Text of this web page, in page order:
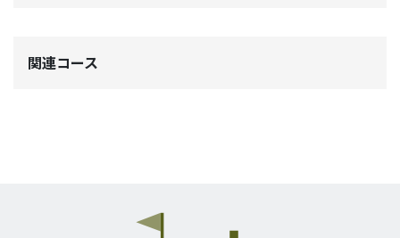
関連コース